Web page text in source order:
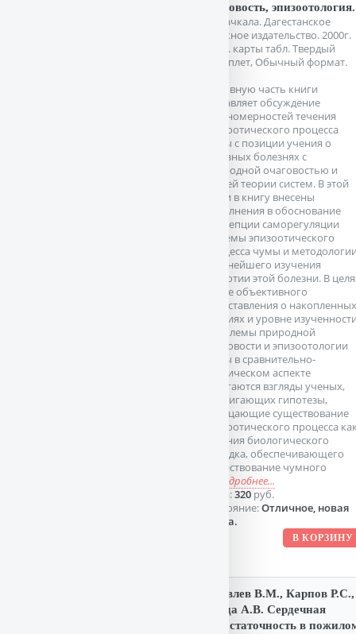
очаговость, эпизоотология.
Махачкала. Дагестанское
книжное издательство. 2000г.
304 с. карты табл. Твердый
переплет, Обычный формат.
Основную часть книги
составляет обсуждение
закономерностей течения
эпизоотического процесса
чумы с позиции учения о
заразных болезнях с
природной очаговостью и
общей теории систем. В этой
связи в книгу внесены
дополнения в обоснование
концепции саморегуляции
системы эпизоотического
процесса чумы и
дальнейшего изучения
энзоотии этой болезни. В
более объективного
представления о накопленных
знаниях и уровне
проблемы природной
очаговости и эпизоотологии
чумы в сравнительно-
критическом аспекте
излагаются взгляды ученых,
выдвигающих гипотезы,
отрицающие существование
эпизоотического процесса
явления биологического
порядка, обеспечивающего
существование чумного
подробнее...
Цена:320руб.
Состояние:Отличное, новая
книга.
Яковлев В.М., Карпов Р.С.,
Ягода А.В. Сердечная
недостаточность в